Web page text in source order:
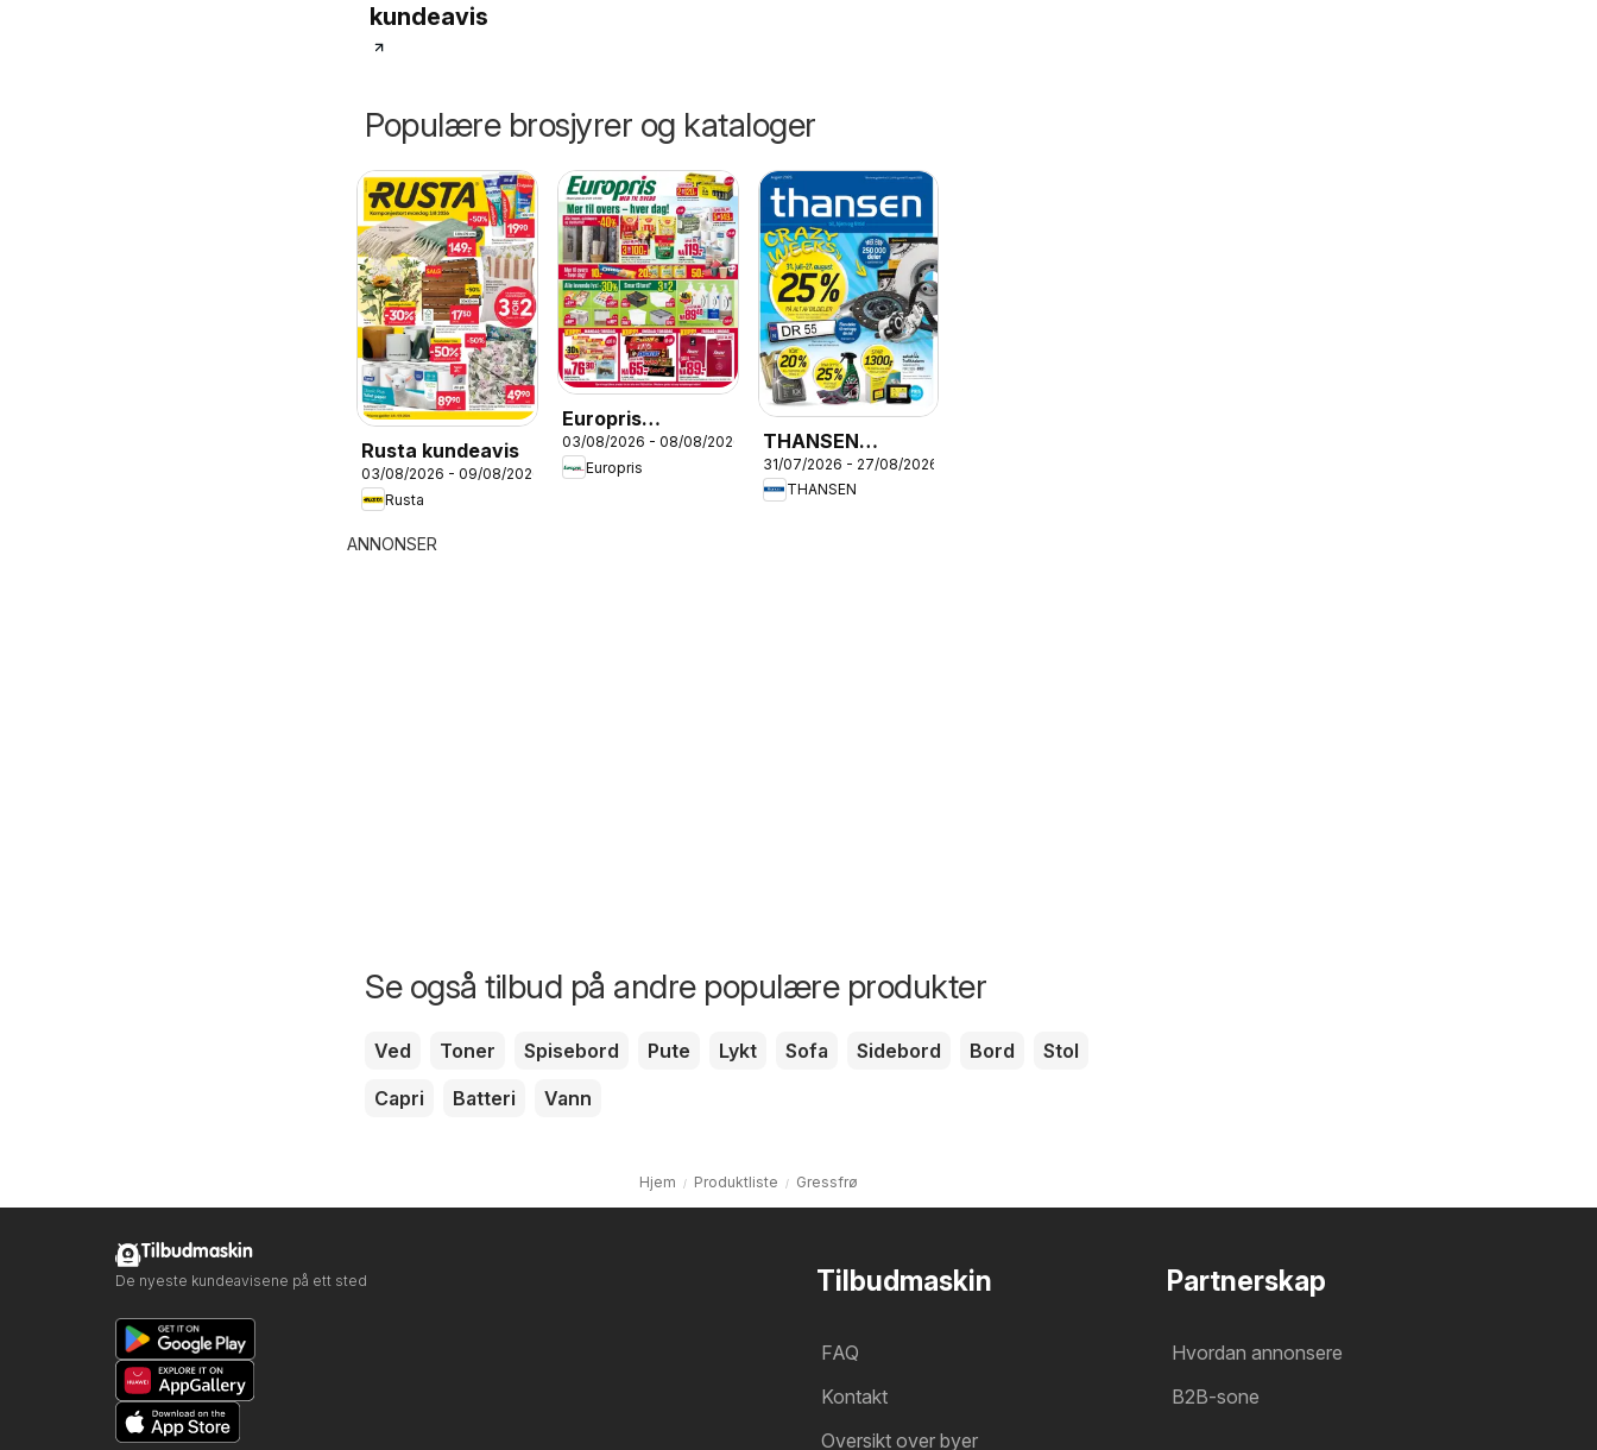
kundeavis
Populære brosjyrer og kataloger
Rusta kundeavis
03/08/2026 - 09/08/2026
Rusta
Europris
kundeavis
03/08/2026 - 08/08/2026
Europris
THANSEN
kundeavis
31/07/2026 - 27/08/2026
THANSEN
ANNONSER
Se også tilbud på andre populære produkter
Ved Toner Spisebord Pute Lykt Sofa Sidebord Bord
Stol
Capri
Batteri Vann
Hjem Produktliste Gressfrø
Tilbudmaskin
FAQ
Kontakt
Oversikt over byer
Partnerskap
Hvordan annonsere
B2B-sone
Tilbudmaskin
De nyeste kundeavisene på ett sted